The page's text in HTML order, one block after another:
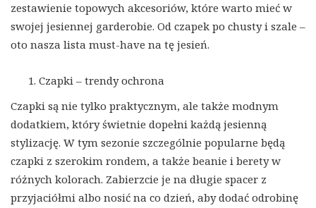
zestawienie topowych akcesoriów, które warto mieć w
swojej jesiennej garderobie. Od czapek po chusty i szale –
oto nasza lista must-have na tę jesień.
Czapki – trendy ochrona
Czapki są nie tylko praktycznym, ale także modnym
dodatkiem, który świetnie dopełni każdą jesienną
stylizację. W tym sezonie szczególnie popularne będą
czapki z szerokim rondem, a także beanie i berety w
różnych kolorach. Zabierzcie je na długie spacer z
przyjaciółmi albo nosić na co dzień, aby dodać odrobinę